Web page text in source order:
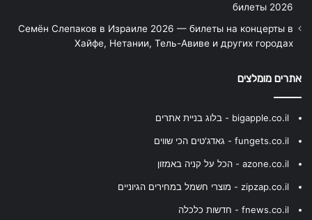
билеты 2026
Семён Слепаков в Израиле 2026 — билеты на концерты в
Хайфе, Нетании, Тель-Авиве и других городах
אתרים מומלצים
bigapple.co.il - בלוג בניית אתרים
fungets.co.il - גאדג'טים הכי שווים
azone.co.il - הכל על קניה באמזון
zipzap.co.il - מוצרי חשמל במחירים הגיוניים
fnews.co.il - חדשות כלכלה